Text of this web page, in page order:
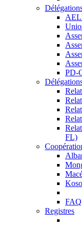
PD-
FL)
FAQ
Registres